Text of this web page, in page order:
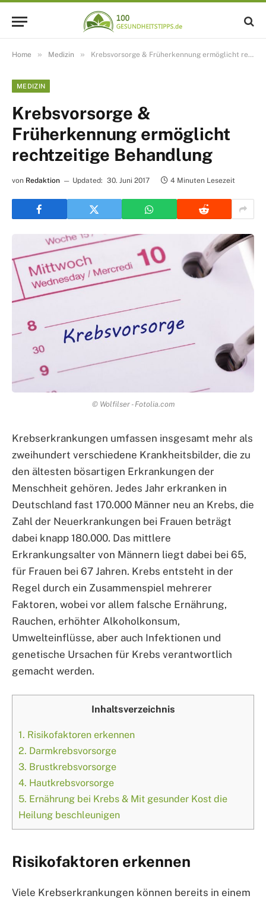
Home » Medizin » Krebsvorsorge & Früherkennung ermöglicht rechtzeitige Behandlung
MEDIZIN
Krebsvorsorge &
Früherkennung ermöglicht
rechtzeitige Behandlung
von Redaktion Updated: 30. Juni 2017 4 Minuten Lesezeit
© Wolfilser - Fotolia.com
Krebserkrankungen umfassen insgesamt mehr als
zweihundert verschiedene Krankheitsbilder, die zu
den ältesten bösartigen Erkrankungen der
Menschheit gehören. Jedes Jahr erkranken in
Deutschland fast 170.000 Männer neu an Krebs, die
Zahl der Neuerkrankungen bei Frauen beträgt
dabei knapp 180.000. Das mittlere
Erkrankungsalter von Männern liegt dabei bei 65,
für Frauen bei 67 Jahren. Krebs entsteht in der
Regel durch ein Zusammenspiel mehrerer
Faktoren, wobei vor allem falsche Ernährung,
Rauchen, erhöhter Alkoholkonsum,
Umwelteinflüsse, aber auch Infektionen und
genetische Ursachen für Krebs verantwortlich
gemacht werden.
Inhaltsverzeichnis
1. Risikofaktoren erkennen
2. Darmkrebsvorsorge
3. Brustkrebsvorsorge
4. Hautkrebsvorsorge
5. Ernährung bei Krebs & Mit gesunder Kost die
Heilung beschleunigen
Risikofaktoren erkennen
Viele Krebserkrankungen können bereits in einem